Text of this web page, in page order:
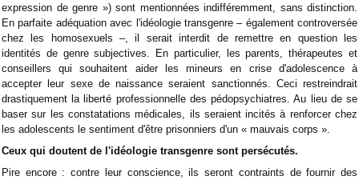
expression de genre ») sont mentionnées indifféremment, sans distinction.
En parfaite adéquation avec l'idéologie transgenre – également controversée
chez les homosexuels –, il serait interdit de remettre en question les
identités de genre subjectives. En particulier, les parents, thérapeutes et
conseillers qui souhaitent aider les mineurs en crise d'adolescence à
accepter leur sexe de naissance seraient sanctionnés. Ceci restreindrait
drastiquement la liberté professionnelle des pédopsychiatres. Au lieu de se
baser sur les constatations médicales, ils seraient incités à renforcer chez
les adolescents le sentiment d'être prisonniers d'un « mauvais corps ».
Ceux qui doutent de l'idéologie transgenre sont persécutés.
Pire encore : contre leur conscience, ils seront contraints de fournir des